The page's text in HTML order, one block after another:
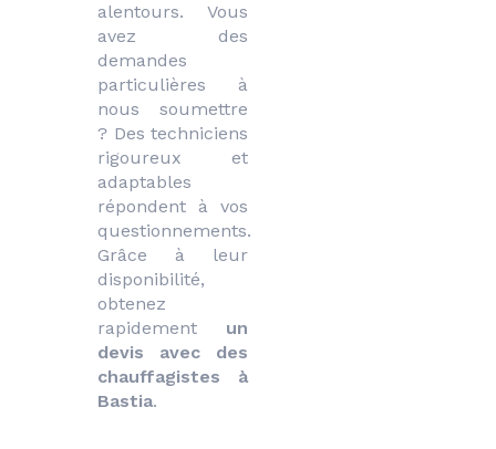
alentours. Vous
avez des
demandes
particulières à
nous soumettre
? Des techniciens
rigoureux et
adaptables
répondent à vos
questionnements.
Grâce à leur
disponibilité,
obtenez
rapidement un
devis avec des
chauffagistes à
Bastia.